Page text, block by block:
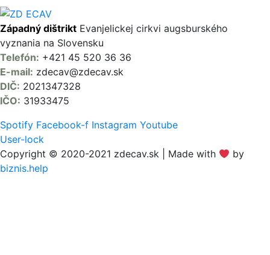
Západný dištrikt Evanjelickej cirkvi augsburského
vyznania na Slovensku
Telefón: +421 45 520 36 36
E-mail: zdecav@zdecav.sk
DIČ: 2021347328
IČO: 31933475
Spotify Facebook-f Instagram Youtube
User-lock
Copyright © 2020-2021 zdecav.sk | Made with
by
biznis.help